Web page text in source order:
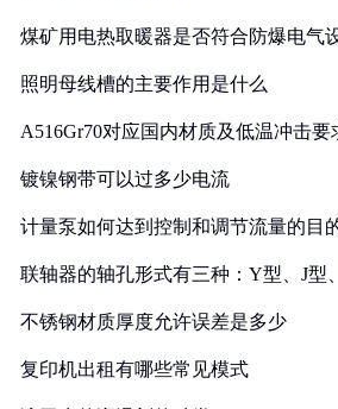
煤矿用电热取暖器是否符合防爆电气
照明母线槽的主要作用是什么
A516Gr70对应国内材质及低温冲击要
镀镍钢带可以过多少电流
计量泵如何达到控制和调节流量的目
联轴器的轴孔形式有三种：Y型、J型
不锈钢材质厚度允许误差是多少
复印机出租有哪些常见模式